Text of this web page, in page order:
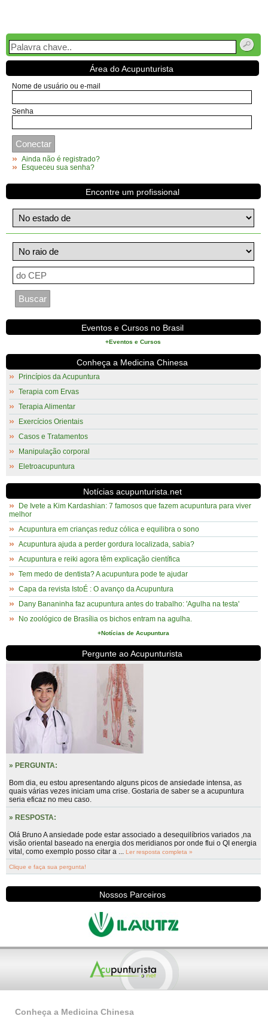
Área do Acupunturista
Nome de usuário ou e-mail
Senha
Ainda não é registrado?
Esqueceu sua senha?
Encontre um profissional
Eventos e Cursos no Brasil
+Eventos e Cursos
Conheça a Medicina Chinesa
Princípios da Acupuntura
Terapia com Ervas
Terapia Alimentar
Exercícios Orientais
Casos e Tratamentos
Manipulação corporal
Eletroacupuntura
Notícias acupunturista.net
De Ivete a Kim Kardashian: 7 famosos que fazem acupuntura para viver
melhor
Acupuntura em crianças reduz cólica e equilibra o sono
Acupuntura ajuda a perder gordura localizada, sabia?
Acupuntura e reiki agora têm explicação científica
Tem medo de dentista? A acupuntura pode te ajudar
Capa da revista IstoÉ : O avanço da Acupuntura
Dany Bananinha faz acupuntura antes do trabalho: 'Agulha na testa'
No zoológico de Brasília os bichos entram na agulha.
+Notícias de Acupuntura
Pergunte ao Acupunturista
» PERGUNTA:
Bom dia, eu estou apresentando alguns picos de ansiedade intensa, as
quais várias vezes iniciam uma crise. Gostaria de saber se a acupuntura
seria eficaz no meu caso.
» RESPOSTA:
Olá Bruno A ansiedade pode estar associado a desequilíbrios variados ,na
visão oriental baseado na energia dos meridianos por onde flui o QI energia
vital, como exemplo posso citar a ... Ler resposta completa »
Clique e faça sua pergunta!
Nossos Parceiros
Conheça a Medicina Chinesa